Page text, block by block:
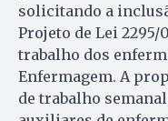
solicitando a
Projeto de Lei 2295/
trabalho dos
Enfermagem. A
de trabalho